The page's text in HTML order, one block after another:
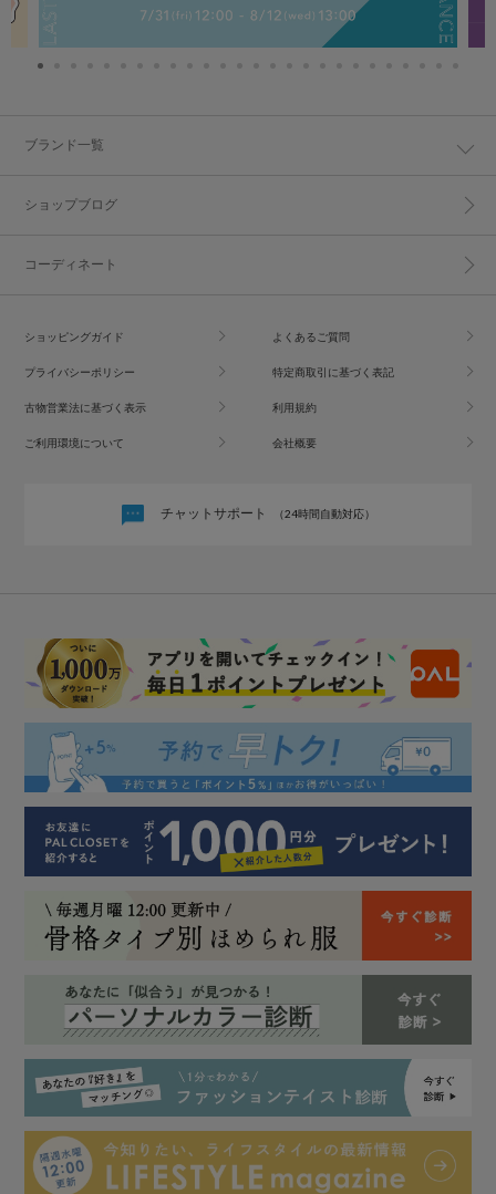
ブランド一覧
ショップブログ
コーディネート
ショッピングガイド よくあるご質問
プライバシーポリシー 特定商取引に基づく表記
古物営業法に基づく表示 利用規約
ご利用環境について 会社概要
チャットサポート （24時間自動対応）